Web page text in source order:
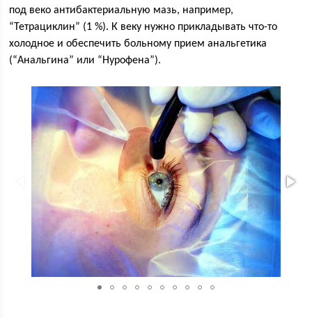
под веко антибактериальную мазь, например,
“Тетрациклин” (1 %). К веку нужно прикладывать что-то
холодное и обеспечить больному прием анальгетика
(“Анальгина” или “Нурофена”).